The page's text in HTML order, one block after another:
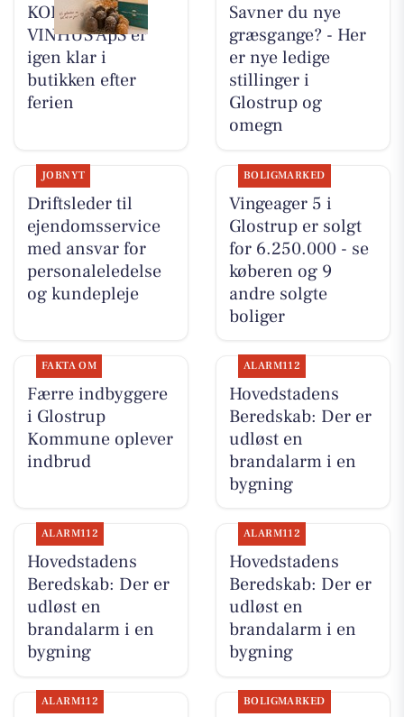
KOKKENS
VINHUS ApS er
igen klar i
butikken efter
ferien
Savner du nye
græsgange? - Her
er nye ledige
stillinger i
Glostrup og
omegn
JOBNYT
Driftsleder til
ejendomsservice
med ansvar for
personaleledelse
og kundepleje
BOLIGMARKED
Vingeager 5 i
Glostrup er solgt
for 6.250.000 - se
køberen og 9
andre solgte
boliger
FAKTA OM
Færre indbyggere
i Glostrup
Kommune oplever
indbrud
ALARM112
Hovedstadens
Beredskab: Der er
udløst en
brandalarm i en
bygning
ALARM112
Hovedstadens
Beredskab: Der er
udløst en
brandalarm i en
bygning
ALARM112
Hovedstadens
Beredskab: Der er
udløst en
brandalarm i en
bygning
ALARM112 BOLIGMARKED